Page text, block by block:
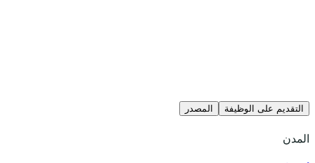
التقديم على الوظيفة المصدر
المدن